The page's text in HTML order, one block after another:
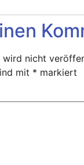
wird nicht
mit * markiert